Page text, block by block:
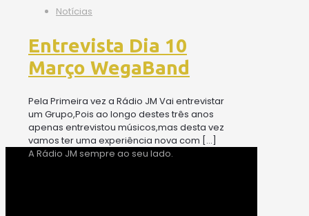
Notícias
Entrevista Dia 10
Março WegaBand
Pela Primeira vez a Rádio JM Vai entrevistar
um Grupo,Pois ao longo destes três anos
apenas entrevistou músicos,mas desta vez
vamos ter uma experiência nova com […]
A Rádio JM sempre ao seu lado.